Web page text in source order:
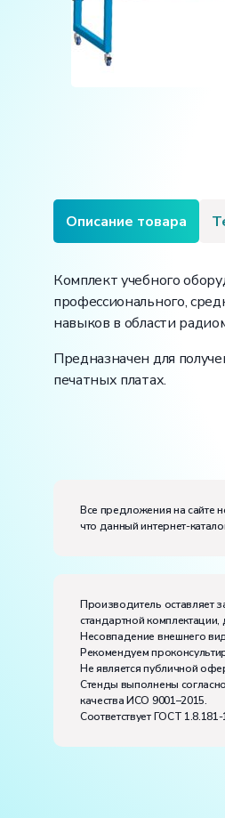
Описание товара
Комплект учебного
профессионального,
навыков в области
Предназначен для
печатных платах.
Потребляемая
Электропитание:
Диапазон рабочих
Влажность, %:до 80
Количество
Все предложения на сайте
что данный интернет-
Производитель оставляет
стандартной
Несовпадение внешнего
Рекомендуем
Не является публичной
Стенды выполнены
качества ИСО 9001–2015.
Соответствует ГОСТ 1.8.181-